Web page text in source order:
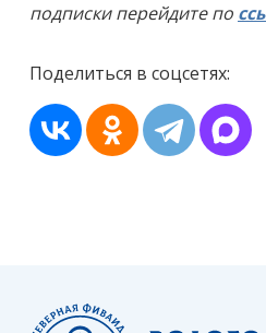
подписки перейдите по
Поделиться в соцсетях: